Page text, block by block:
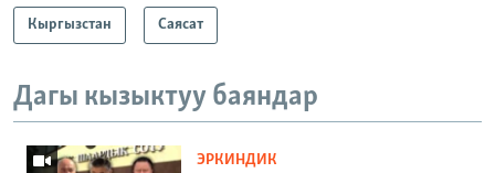
Кыргызстан Саясат
Дагы кызыктуу баяндар
ЭРКИНДИК